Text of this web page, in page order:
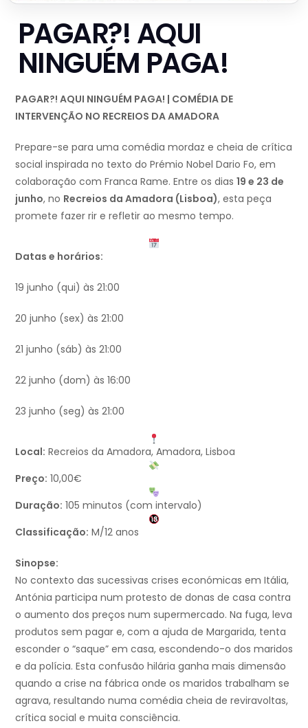
PAGAR?! AQUI
NINGUÉM PAGA!
PAGAR?! AQUI NINGUÉM PAGA! | COMÉDIA DE
INTERVENÇÃO NO RECREIOS DA AMADORA
Prepare-se para uma comédia mordaz e cheia de crítica
social inspirada no texto do Prémio Nobel Dario Fo, em
colaboração com Franca Rame. Entre os dias 19 e 23 de
junho, no Recreios da Amadora (Lisboa), esta peça
promete fazer rir e refletir ao mesmo tempo.
Datas e horários:
19 junho (qui) às 21:00
20 junho (sex) às 21:00
21 junho (sáb) às 21:00
22 junho (dom) às 16:00
23 junho (seg) às 21:00
Local: Recreios da Amadora, Amadora, Lisboa
Preço: 10,00€
Duração: 105 minutos (com intervalo)
Classificação: M/12 anos
Sinopse:
No contexto das sucessivas crises económicas em Itália,
Antónia participa num protesto de donas de casa contra
o aumento dos preços num supermercado. Na fuga, leva
produtos sem pagar e, com a ajuda de Margarida, tenta
esconder o “saque” em casa, escondendo-o dos maridos
e da polícia. Esta confusão hilária ganha mais dimensão
quando a crise na fábrica onde os maridos trabalham se
agrava, resultando numa comédia cheia de reviravoltas,
crítica social e muita consciência.